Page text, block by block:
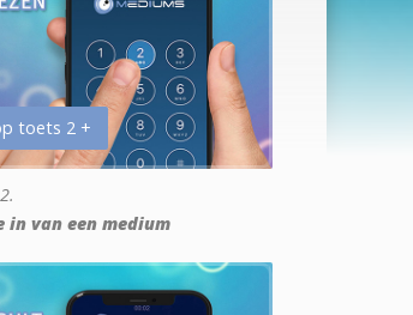
toets 2 +
in van een medium